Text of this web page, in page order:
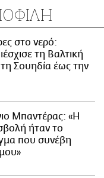
στο νερό:
τη Βαλτική
Σουηδία έως την
Μπαντέρας: «Η
ήταν το
που συνέβη